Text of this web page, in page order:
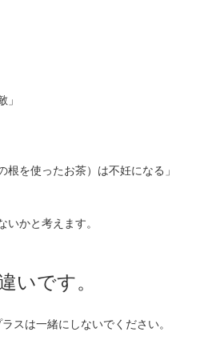
」
根を使ったお茶）は不妊になる」
いかと考えます。
いです。
スは一緒にしないでください。